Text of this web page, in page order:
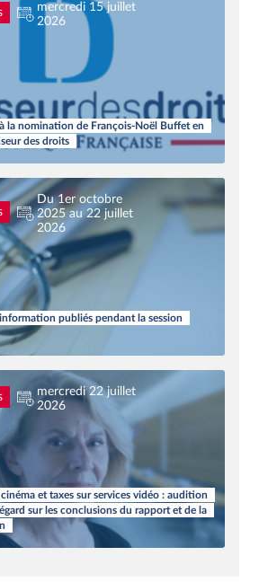
mercredi 15 juillet
2026
la nomination de François-Noël Buffet en
des droits
Du 1er octobre
2025 au 22 juillet
2026
publiés pendant la session
mercredi 22 juillet
2026
et taxes sur services vidéo : audition
sur les conclusions du rapport et de la